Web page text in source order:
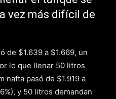
vez más difícil de
de $1.639 a $1.669, un
lo que llenar 50 litros
nafta pasó de $1.919 a
y 50 litros demandan